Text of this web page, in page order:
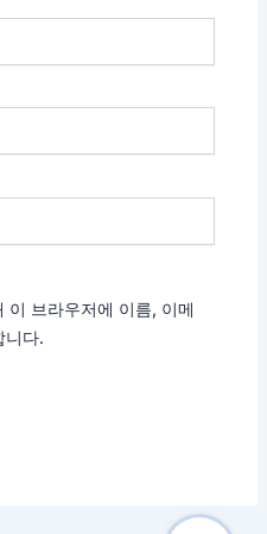
이 브라우저에 이름, 이메
니다.